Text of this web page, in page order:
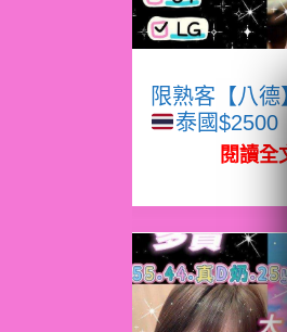
限熟客【八德
泰國$2500
閱讀全